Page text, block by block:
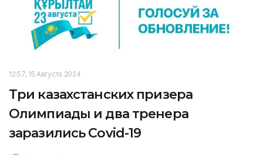
12:57, 15 Августа 2024
Три казахстанских призера
Олимпиады и два тренера
заразились Covid-19